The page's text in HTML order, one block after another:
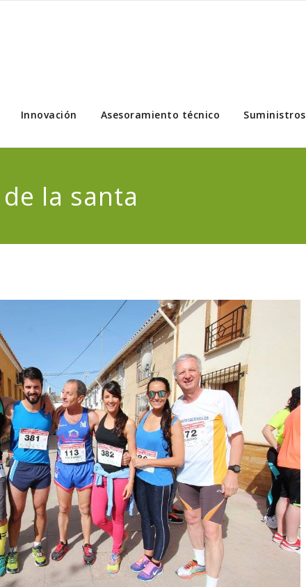
Innovación Asesoramiento técnico Suministros
la santa